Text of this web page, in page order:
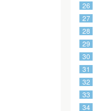
26
27
28
29
30
31
32
33
34